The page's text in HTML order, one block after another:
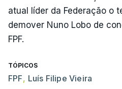
atual líder da Federação o
demover Nuno Lobo de
FPF.
TÓPICOS
FPF, Luís Filipe Vieira